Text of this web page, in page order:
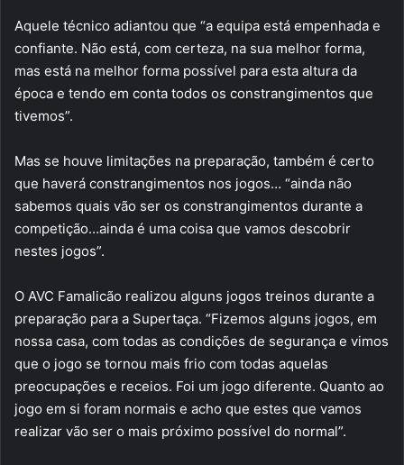
Aquele técnico adiantou que “a equipa está empenhada e
confiante. Não está, com certeza, na sua melhor forma,
mas está na melhor forma possível para esta altura da
época e tendo em conta todos os constrangimentos que
tivemos”.
Mas se houve limitações na preparação, também é certo
que haverá constrangimentos nos jogos… “ainda não
sabemos quais vão ser os constrangimentos durante a
competição…ainda é uma coisa que vamos descobrir
nestes jogos”.
O AVC Famalicão realizou alguns jogos treinos durante a
preparação para a Supertaça. “Fizemos alguns jogos, em
nossa casa, com todas as condições de segurança e vimos
que o jogo se tornou mais frio com todas aquelas
preocupações e receios. Foi um jogo diferente. Quanto ao
jogo em si foram normais e acho que estes que vamos
realizar vão ser o mais próximo possível do normal”.